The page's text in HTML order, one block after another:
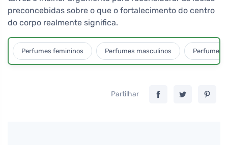
preconcebidas sobre o que o fortalecimento do centro
do corpo realmente significa.
Perfumes femininos Perfumes masculinos Perfumes
Partilhar